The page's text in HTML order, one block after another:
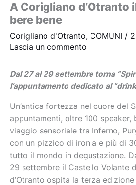
A Corigliano d’Otranto
bere bene
Corigliano d'Otranto, COMUNI /
Lascia un commento
Dal 27 al 29 settembre torna
l’appuntamento dedicato al
Un’antica fortezza nel cuore del
appuntamenti, oltre 100 speaker,
viaggio sensoriale tra Inferno,
con un pizzico di ironia e più di
tutto il mondo in degustazione.
29 settembre il Castello Volante
d’Otranto ospita la terza edizione